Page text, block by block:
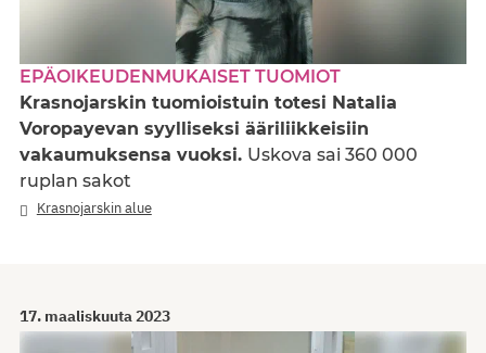
EPÄOIKEUDENMUKAISET TUOMIOT
Krasnojarskin tuomioistuin totesi Natalia
Voropayevan syylliseksi ääriliikkeisiin
vakaumuksensa vuoksi. Uskova sai 360 000
ruplan sakot
Krasnojarskin alue
17. maaliskuuta 2023